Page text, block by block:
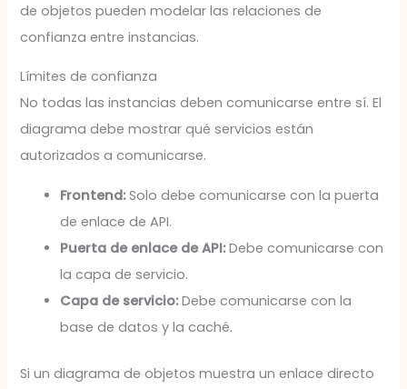
de objetos pueden modelar las relaciones de
confianza entre instancias.
Límites de confianza
No todas las instancias deben comunicarse entre sí. El
diagrama debe mostrar qué servicios están
autorizados a comunicarse.
Frontend:Solo debe comunicarse con la puerta
de enlace de API.
Puerta de enlace de API:Debe comunicarse con
la capa de servicio.
Capa de servicio:Debe comunicarse con la
base de datos y la caché.
Si un diagrama de objetos muestra un enlace directo